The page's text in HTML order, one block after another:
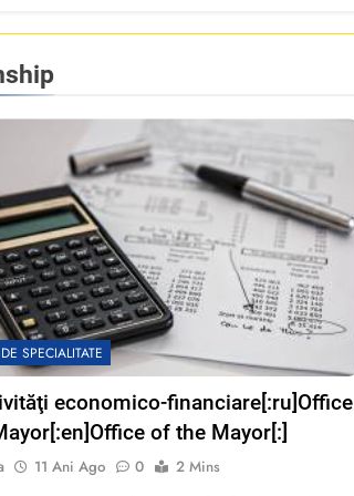
SPECIALITATE
economico-financiare[:ru]Office
of the Mayor[:]
11 Ani Ago 0
2 Mins